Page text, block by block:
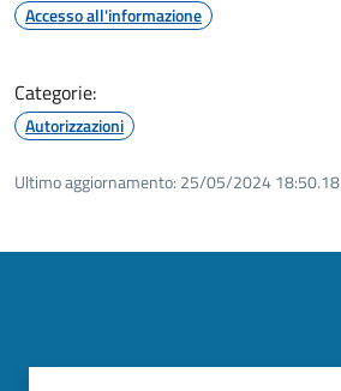
Accesso all'informazione
Categorie:
Autorizzazioni
Ultimo aggiornamento: 25/05/2024 18:50.18